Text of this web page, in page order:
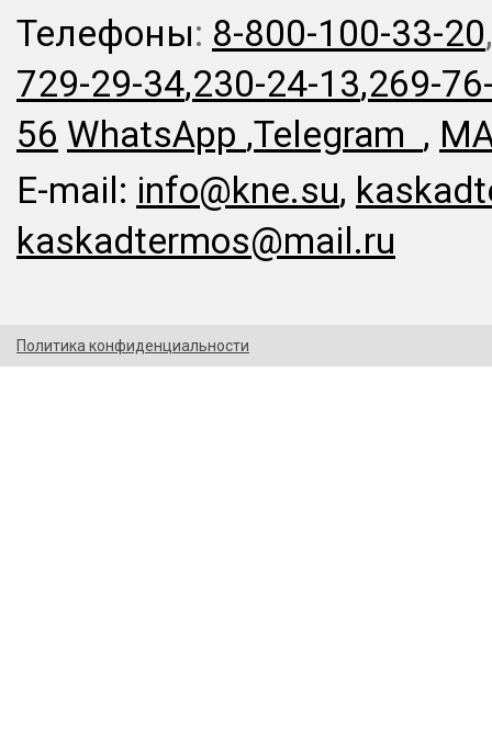
Телефоны: 8-800-100-33-20
729-29-34,230-24-13,269-
56 WhatsApp ,Telegram ,
E-mail: info@kne.su,
kaskadtermos@mail.ru
Политика конфиденциальности